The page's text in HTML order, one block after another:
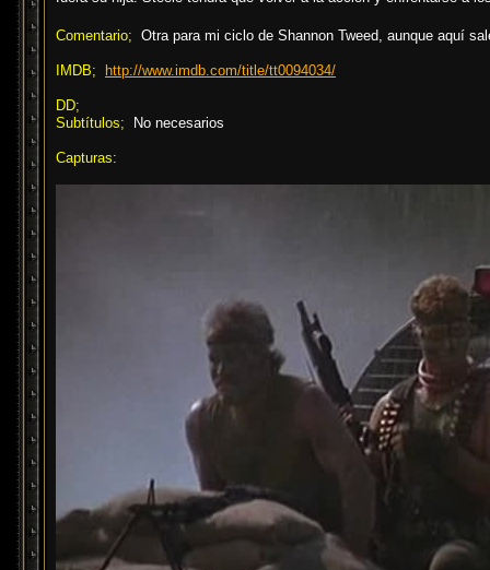
Comentario; Otra para mi ciclo de Shannon Tweed, aunque aquí
IMDB; http://www.imdb.com/title/tt0094034/
DD;
Subtítulos; No necesarios
Capturas: